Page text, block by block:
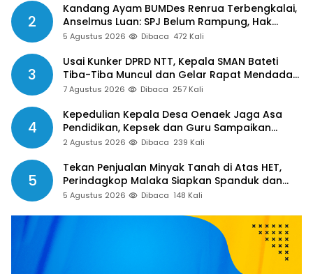
2
Kandang Ayam BUMDes Renrua Terbengkalai,
Anselmus Luan: SPJ Belum Rampung, Hak
Aparat Desa Sejak Januari Belum Dibayar
5 Agustus 2026 Dibaca 472 Kali
3
Usai Kunker DPRD NTT, Kepala SMAN Bateti
Tiba-Tiba Muncul dan Gelar Rapat Mendadak,
Guru Pertanyakan Hak 15 Persen yang Belum
7 Agustus 2026 Dibaca 257 Kali
4
Kepedulian Kepala Desa Oenaek Jaga Asa
Pendidikan, Kepsek dan Guru Sampaikan
Apresiasi
2 Agustus 2026 Dibaca 239 Kali
5
Tekan Penjualan Minyak Tanah di Atas HET,
Perindagkop Malaka Siapkan Spanduk dan
Nomor Pengaduan
5 Agustus 2026 Dibaca 148 Kali